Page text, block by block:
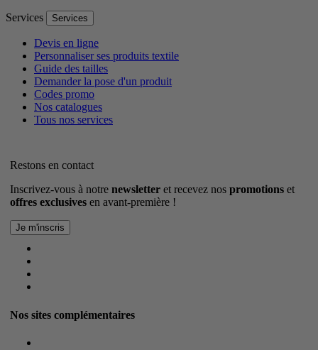
Services Services
Devis en ligne
Personnaliser ses produits textile
Guide des tailles
Demander la pose d'un produit
Codes promo
Nos catalogues
Tous nos services
Restons en contact
Inscrivez-vous à notre newsletter et recevez nos promotions et
offres exclusives en avant-première !
Nos sites complémentaires